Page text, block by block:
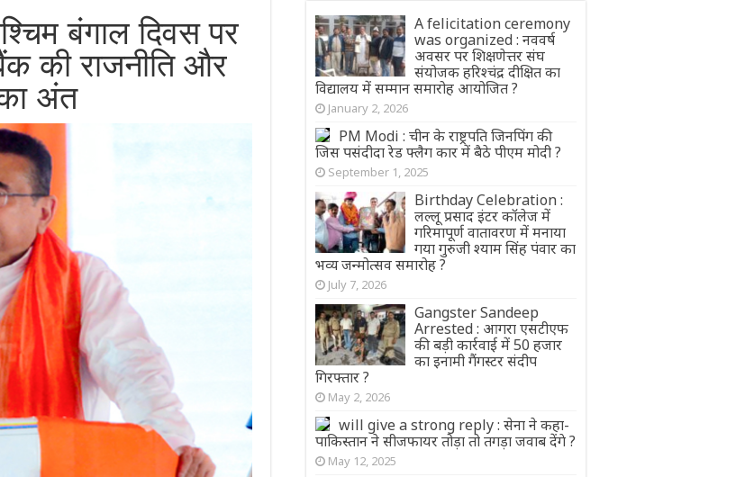
बंगाल दिवस पर
की राजनीति और
अंत
A felicitation ceremony
was organized : नववर्ष
अवसर पर शिक्षणेत्तर संघ
संयोजक हरिश्चंद्र दीक्षित का
विद्यालय में सम्मान समारोह आयोजित ?
January 2, 2026
PM Modi : चीन के राष्ट्रपति जिनपिंग की
जिस पसंदीदा रेड फ्लैग कार में बैठे पीएम मोदी ?
September 1, 2025
Birthday Celebration :
लल्लू प्रसाद इंटर कॉलेज में
गरिमापूर्ण वातावरण में मनाया
गया गुरुजी श्याम सिंह पंवार का
भव्य जन्मोत्सव समारोह ?
July 7, 2026
Gangster Sandeep
Arrested : आगरा एसटीएफ
की बड़ी कार्रवाई में 50 हजार
का इनामी गैंगस्टर संदीप
गिरफ्तार ?
May 2, 2026
will give a strong reply : सेना ने कहा-
पाकिस्तान ने सीजफायर तोड़ा तो तगड़ा जवाब देंगे ?
May 12, 2025